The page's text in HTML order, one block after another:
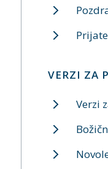
VERZI ZA
Verzi